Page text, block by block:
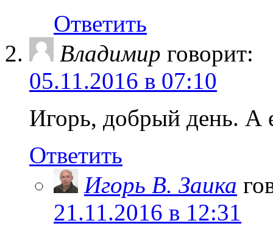
Ответить
Владимир говорит:
05.11.2016 в 07:10
Игорь, добрый день. А
Ответить
Игорь В. Заика
21.11.2016 в 12:31